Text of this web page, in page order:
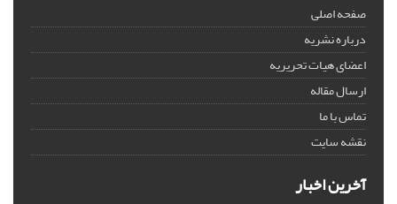
صفحه اصلی
درباره نشریه
اعضای هیات تحریریه
ارسال مقاله
تماس با ما
نقشه سایت
آخرین اخبار